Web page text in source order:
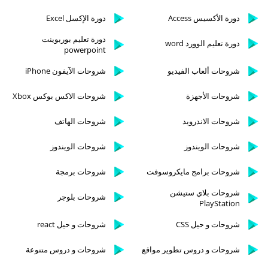
دورة الأكسيس Access دورة الإكسل Excel
دورة تعليم الوورد word
دورة تعليم بوربوينت
powerpoint
شروحات ألعاب الفيديو
شروحات الآيفون iPhone
شروحات الأجهزة شروحات الاكس بوكس Xbox
شروحات الاندرويد شروحات الهاتف
شروحات الويندوز شروحات الويندوز
شروحات برامج مايكروسوفت
شروحات برمجة
شروحات بلاي ستيشن
PlayStation
شروحات بلوجر
شروحات و حيل CSS شروحات و حيل react
شروحات و دروس تطوير مواقع شروحات و دروس متنوعة